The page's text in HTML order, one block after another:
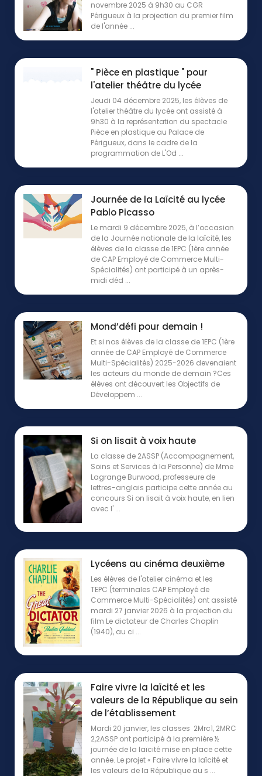
novembre 2025 à 9h30 au CGR
Périgueux à la projection du premier film
de l'année ...
" Pièce en plastique " pour
l'atelier théâtre du lycée
Jeudi 04 décembre 2025, les élèves de
l'atelier théâtre du lycée ont assisté à
9h30 à la représentation du spectacle
Pièce en plastique au Palace de
Périgueux, dans le cadre de la
programmation de L'Od ...
Journée de la Laïcité au lycée
Pablo Picasso
Le mardi 9 décembre 2025, à l’occasion
de la Journée nationale de la laïcité, les
élèves de la classe de 1EPC (1ère année
de CAP Employé de Commerce Multi-
Spécialités) ont participé à un après-
midi déd ...
Mond’défi pour demain !
Et si nos élèves de la classe de 1EPC (1ère
année de CAP Employé de Commerce
Multi-Spécialités) 2025-2026 devenaient
les acteurs du monde de demain ?Ces
élèves ont découvert les Objectifs de
Développem ...
Si on lisait à voix haute
La classe de 2ASSP (Accompagnement,
Soins et Services à la Personne) de Mme
Lagrange Burwood, professeure de
lettres-anglais participe cette année au
concours Si on lisait à voix haute, en lien
avec l' ...
Lycéens au cinéma deuxième
Les élèves de l'atelier cinéma et les
TEPC (terminales CAP Employé de
Commerce Multi-Spécialités) ont assisté
mardi 27 janvier 2026 à la projection du
film Le dictateur de Charles Chaplin
(1940), au ci ...
Faire vivre la laïcité et les
valeurs de la République au sein
de l’établissement
Mardi 20 janvier, les classes 2Mrc1, 2MRC
2,2ASSP ont participé à la première ½
journée de la laïcité mise en place cette
année. Le projet « Faire vivre la laïcité et
les valeurs de la République au s ...